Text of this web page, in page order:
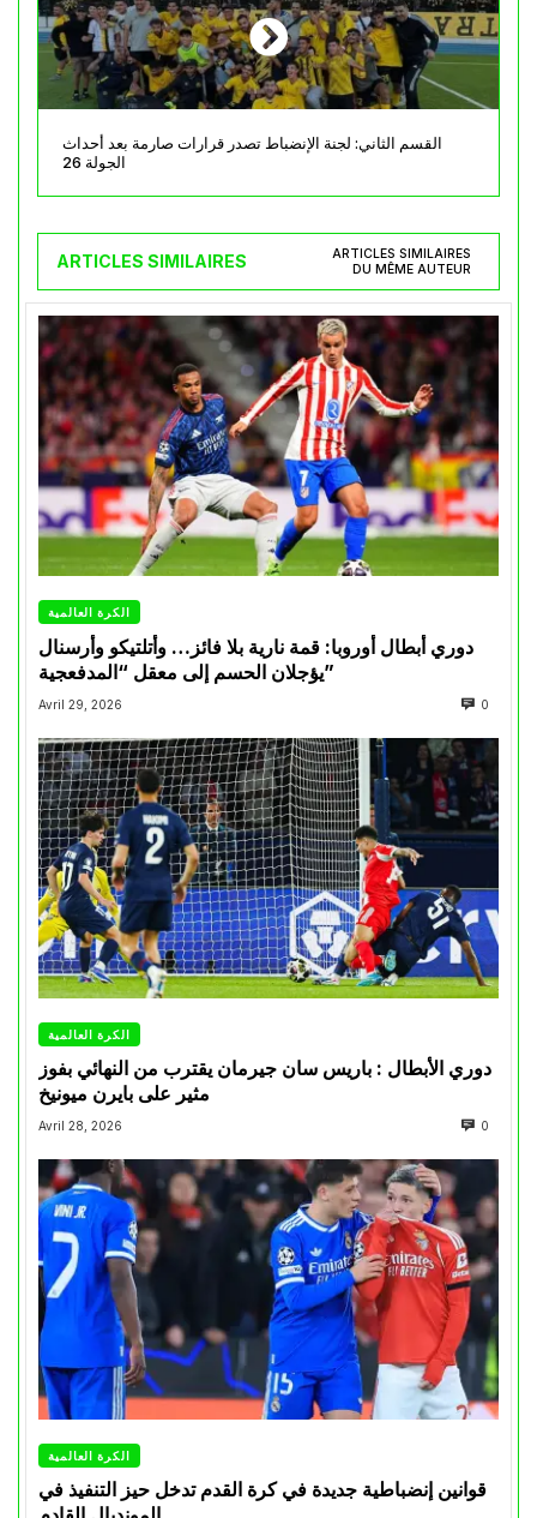
القسم الثاني: لجنة الإنضباط تصدر قرارات صارمة بعد أحداث
الجولة 26
ARTICLES SIMILAIRES
ARTICLES SIMILAIRES
DU MÊME AUTEUR
الكرة العالمية
دوري أبطال أوروبا: قمة نارية بلا فائز… وأتلتيكو وأرسنال
يؤجلان الحسم إلى معقل “المدفعجية”
Avril 29, 2026 0
الكرة العالمية
دوري الأبطال : باريس سان جيرمان يقترب من النهائي بفوز
مثير على بايرن ميونيخ
Avril 28, 2026 0
الكرة العالمية
قوانين إنضباطية جديدة في كرة القدم تدخل حيز التنفيذ في